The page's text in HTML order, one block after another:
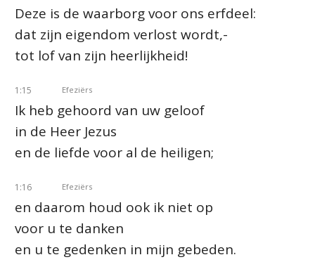
Deze is de waarborg voor ons erfdeel:
dat zijn eigendom verlost wordt,-
tot lof van zijn heerlijkheid!
1:15 Efeziërs
Ik heb gehoord van uw geloof
in de Heer Jezus
en de liefde voor al de heiligen;
1:16 Efeziërs
en daarom houd ook ik niet op
voor u te danken
en u te gedenken in mijn gebeden.